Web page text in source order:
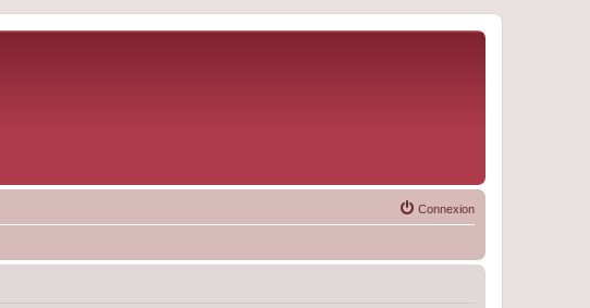
Connexion